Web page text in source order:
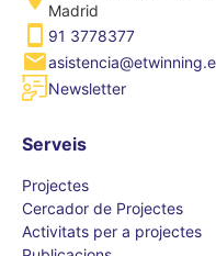
Madrid
91 3778377
Newsletter
Serveis
Projectes
Cercador de Projectes
Activitats per a projectes